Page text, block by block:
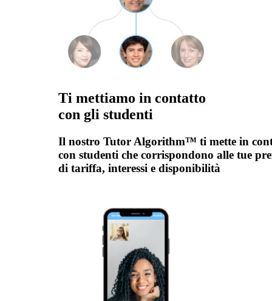
Ti mettiamo in contatto
con gli studenti
Il nostro Tutor Algorithm™ ti mette in
con studenti che corrispondono alle tue
di tariffa, interessi e disponibilità